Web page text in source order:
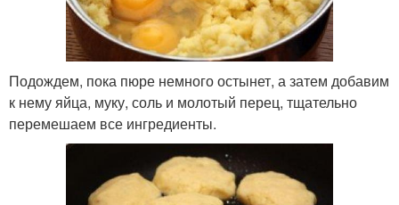
Подождем, пока пюре немного остынет, а затем добавим
к нему яйца, муку, соль и молотый перец, тщательно
перемешаем все ингредиенты.